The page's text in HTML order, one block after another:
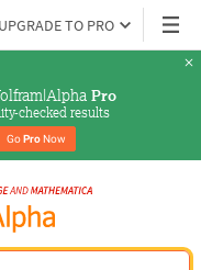
UPGRADE TO PRO
Pro
checked results
Go Pro Now